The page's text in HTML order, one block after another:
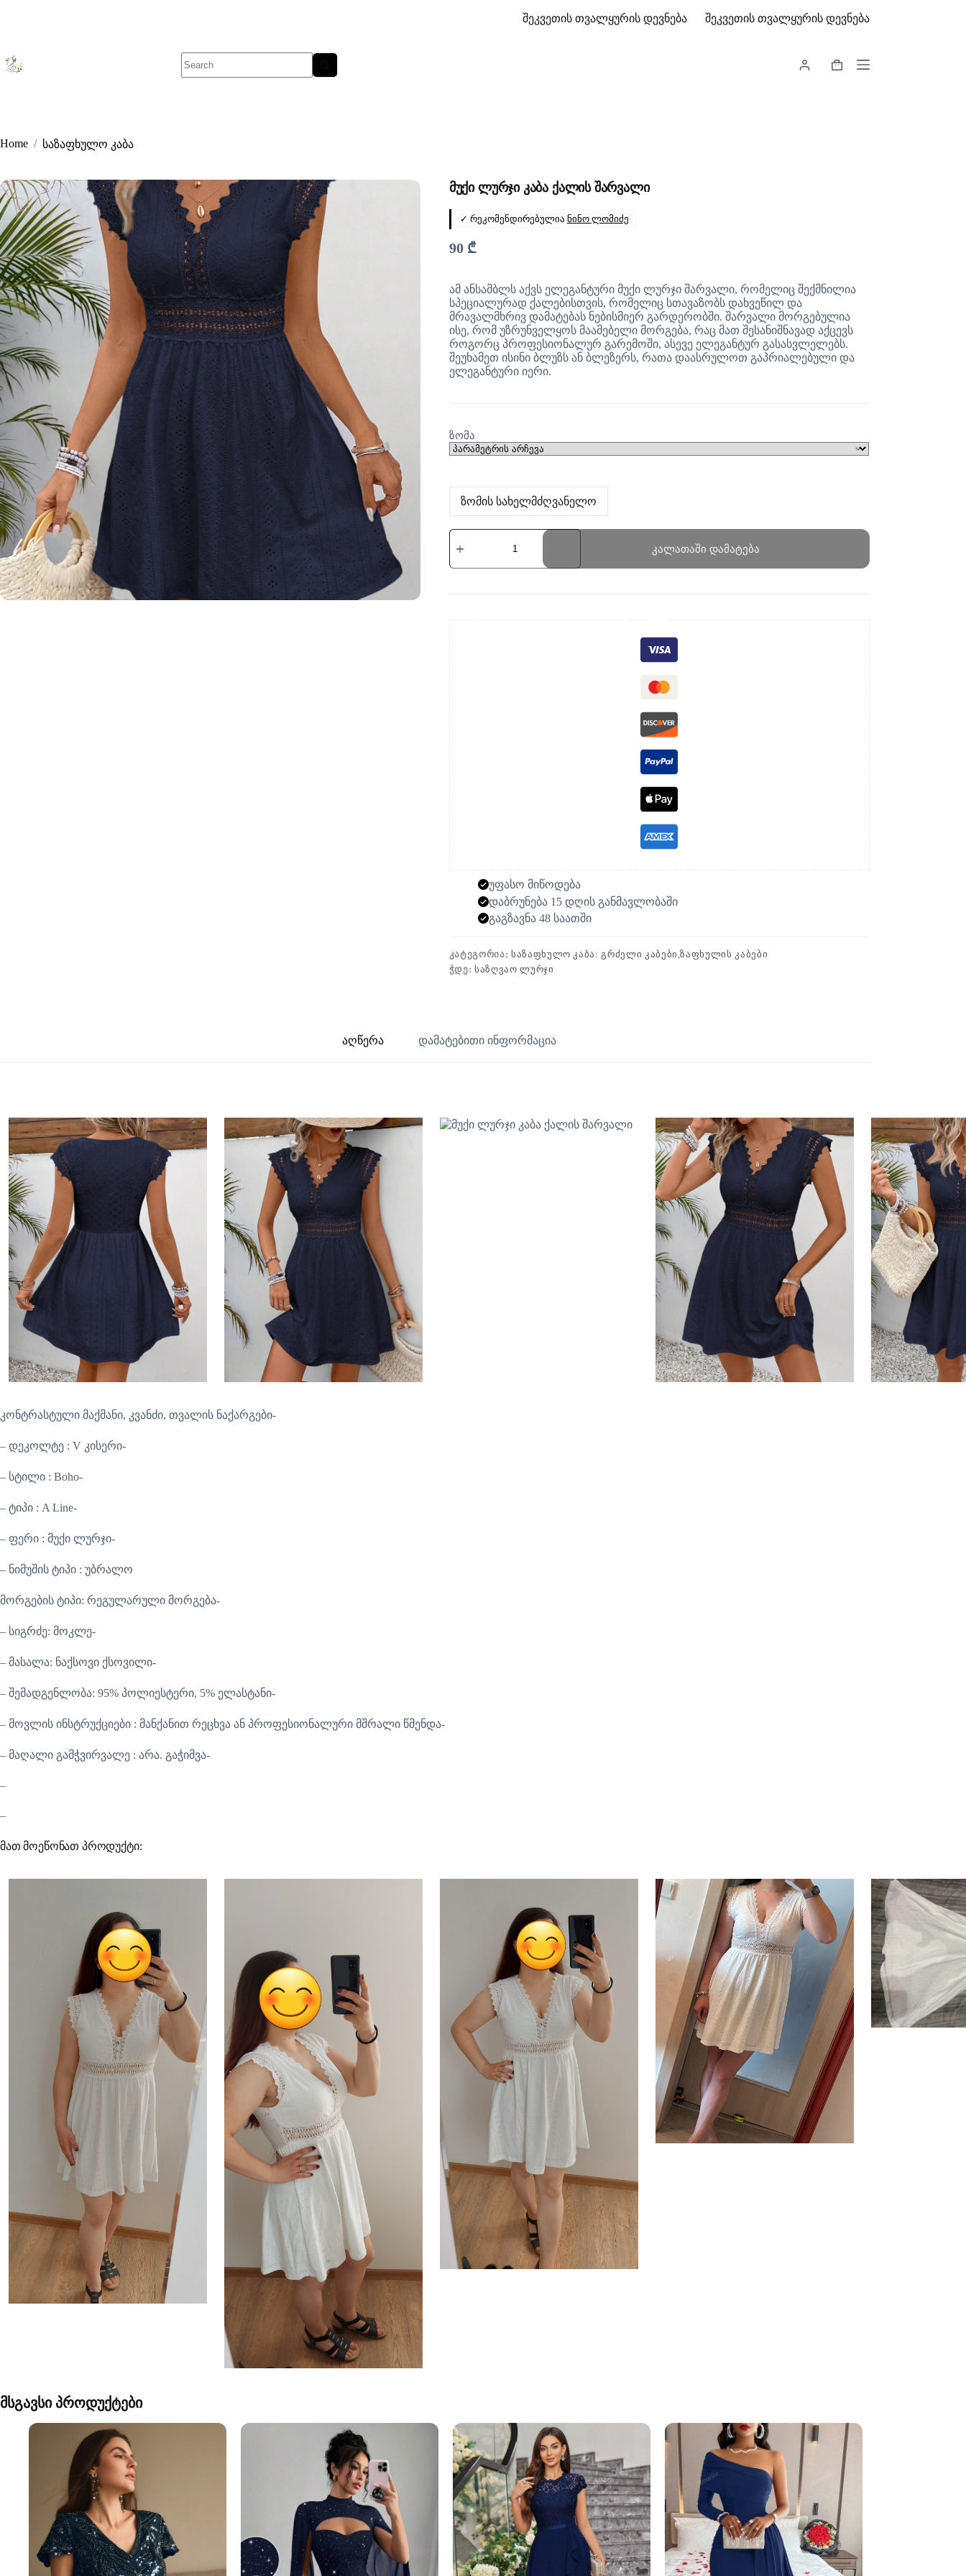
შეკვეთის თვალყურის დევნება შეკვეთის თვალყურის დევნება
results
Shopping
Home / საზაფხულო კაბა
მუქი ლურჯი კაბა ქალის შარვალი
✓ რეკომენდირებულია ნინო ლომიძე
90 ₾
ამ ანსამბლს აქვს ელეგანტური მუქი ლურჯი შარვალი, რომელიც შექმნილია
სპეციალურად ქალებისთვის, რომელიც სთავაზობს დახვეწილ და
მრავალმხრივ დამატებას ნებისმიერ გარდერობში. შარვალი მორგებულია
ისე, რომ უზრუნველყოს მაამებელი მორგება, რაც მათ შესანიშნავად აქცევს
როგორც პროფესიონალურ გარემოში, ასევე ელეგანტურ გასასვლელებს.
შეუხამეთ ისინი ბლუზს ან ბლეზერს, რათა დაასრულოთ გაპრიალებული და
ელეგანტური იერი.
ზომა
ზომის სახელმძღვანელო
რაოდენობა:
მუქი
კალათაში დამატება
უფასო მიწოდება
დაბრუნება 15 დღის განმავლობაში
გაგზავნა 48 საათში
ᲙᲐᲢᲔᲒᲝᲠᲘᲐ: ᲡᲐᲖᲐᲤᲮᲣᲚᲝ ᲙᲐᲑᲐ: ᲒᲠᲫᲔᲚᲘ ᲙᲐᲑᲔᲑᲘ,ᲖᲐᲤᲮᲣᲚᲘᲡ ᲙᲐᲑᲔᲑᲘ
ᲭᲓᲔ:ᲡᲐᲖᲦᲕᲐᲝ ᲚᲣᲠᲯᲘ
აღწერა დამატებითი ინფორმაცია
კონტრასტული მაქმანი, კვანძი, თვალის ნაქარგები-
– დეკოლტე : V კისერი-
– სტილი : Boho-
– ტიპი : A Line-
– ფერი : მუქი ლურჯი-
– ნიმუშის ტიპი : უბრალო
მორგების ტიპი: რეგულარული მორგება-
– სიგრძე: მოკლე-
– მასალა: ნაქსოვი ქსოვილი-
– შემადგენლობა: 95% პოლიესტერი, 5% ელასტანი-
– მოვლის ინსტრუქციები : მანქანით რეცხვა ან პროფესიონალური მშრალი წმენდა-
– მაღალი გამჭვირვალე : არა. გაჭიმვა-
–
–
მათ მოეწონათ პროდუქტი:
მსგავსი პროდუქტები